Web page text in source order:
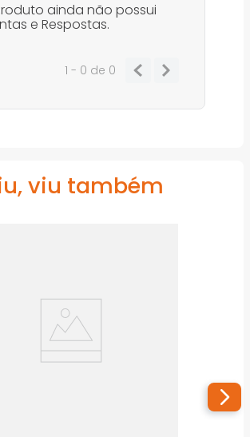
ainda não possui
e Respostas.
1 - 0 de 0
viu também